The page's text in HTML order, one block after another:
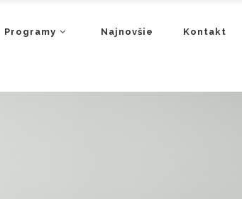
Programy Najnovšie Kontakt